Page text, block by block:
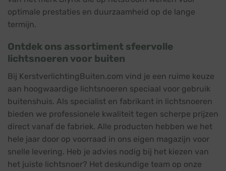
optimale prestaties en duurzaamheid op de lange
termijn.
Ontdek ons assortiment sfeervolle
lichtsnoeren voor buiten
Bij KerstverlichtingBuiten.com vind je een ruime keuze
aan hoogwaardige lichtsnoeren speciaal voor gebruik
buitenshuis. Als specialist en fabrikant in lichtsnoeren
bieden we professionele kwaliteit tegen scherpe prijzen
direct vanaf de fabriek. Alle producten hebben we het
hele jaar door op voorraad in ons eigen magazijn voor
snelle levering. Heb je advies nodig bij het kiezen van
het juiste lichtsnoer? Het deskundige team op onze